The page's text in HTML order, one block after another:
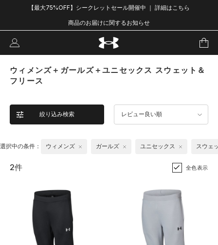
【最大75%OFF】シークレットセール開催中 ｜ 詳細はこちら
商品のお届けに関するお知らせ
ウィメンズ＋ガールズ＋ユニセックス スウェット＆
フリース
絞り込み検索 レビュー良い順
選択中の条件： ウィメンズ ガールズ ユニセックス スウェ
2件 全色表示